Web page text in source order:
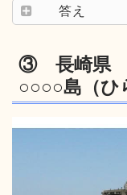
答え
③ 長崎県
○○○○島（ひ